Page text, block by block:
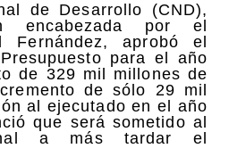
de Desarrollo (CND),
encabezada por el
Fernández, aprobó el
para el año
de 329 mil millones de
de sólo 29 mil
al ejecutado en el año
que será sometido al
a más tardar el